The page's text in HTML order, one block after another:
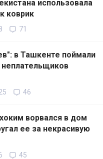
использовала
коврик
71
в Ташкенте поймали
46
ворвался в дом
ее за некрасивую
45